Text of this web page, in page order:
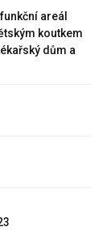
areál
koutkem
dům a